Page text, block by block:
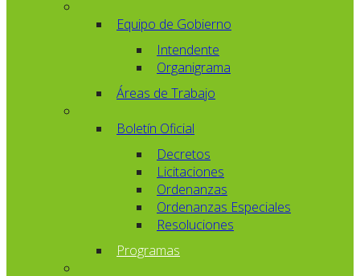
Equipo de Gobierno
Intendente
Organigrama
Áreas de Trabajo
Boletín Oficial
Decretos
Licitaciones
Ordenanzas
Ordenanzas Especiales
Resoluciones
Programas